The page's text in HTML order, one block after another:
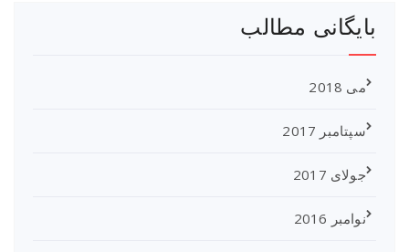
بایگانی مطالب
می 2018
سپتامبر 2017
جولای 2017
نوامبر 2016